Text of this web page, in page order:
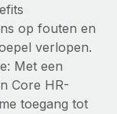
op fouten en
verlopen.
Met een
Core HR-
toegang tot